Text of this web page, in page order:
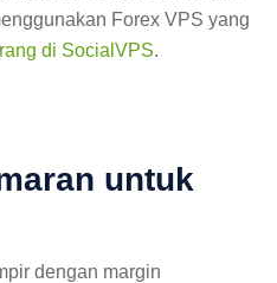
Forex VPS yang
di SocialVPS.
untuk
dengan margin